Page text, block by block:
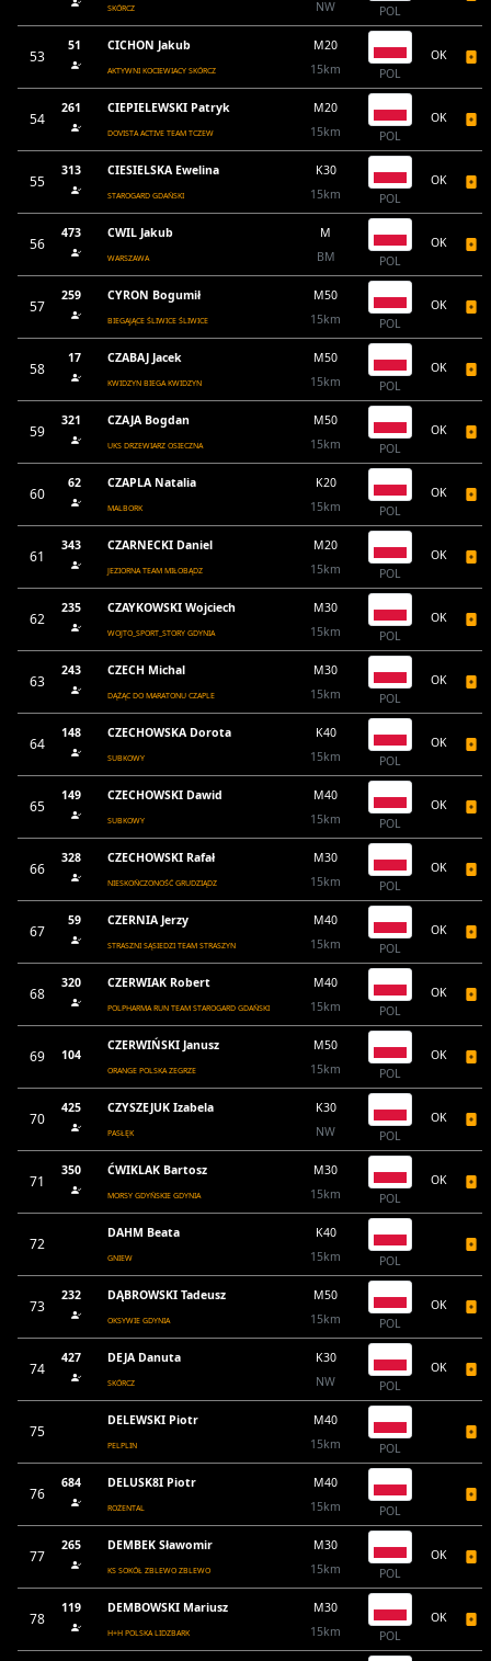
SKÓRCZ NW POL
53
51 CICHON Jakub
AKTYWNI KOCIEWIACY SKÓRCZ
M20
15km
POL
OK
54
261 CIEPIELEWSKI Patryk
DOVISTA ACTIVE TEAM TCZEW
M20
15km
POL
OK
55
313 CIESIELSKA Ewelina
STAROGARD GDAŃSKI
K30
15km
POL
OK
56
473 CWIL Jakub
WARSZAWA
M
BM
POL
OK
57
259 CYRON Bogumił
BIEGAJĄCE ŚLIWICE ŚLIWICE
M50
15km
POL
OK
58
17 CZABAJ Jacek
KWIDZYN BIEGA KWIDZYN
M50
15km
POL
OK
59
321 CZAJA Bogdan
UKS DRZEWIARZ OSIECZNA
M50
15km
POL
OK
60
62 CZAPLA Natalia
MALBORK
K20
15km
POL
OK
61
343 CZARNECKI Daniel
JEZIORNA TEAM MIŁOBĄDZ
M20
15km
POL
OK
62
235 CZAYKOWSKI Wojciech
WOJTO_SPORT_STORY GDYNIA
M30
15km
POL
OK
63
243 CZECH Michal
DĄŻĄC DO MARATONU CZAPLE
M30
15km
POL
OK
64
148 CZECHOWSKA Dorota
SUBKOWY
K40
15km
POL
OK
65
149 CZECHOWSKI Dawid
SUBKOWY
M40
15km
POL
OK
66
328 CZECHOWSKI Rafał
NIESKOŃCZONOŚĆ GRUDZIĄDZ
M30
15km
POL
OK
67
59 CZERNIA Jerzy
STRASZNI SĄSIEDZI TEAM STRASZYN
M40
15km
POL
OK
68
320 CZERWIAK Robert
POLPHARMA RUN TEAM STAROGARD GDAŃSKI
M40
15km
POL
OK
69 104
CZERWIŃSKI Janusz
ORANGE POLSKA ZEGRZE
M50
15km
POL
OK
70
425 CZYSZEJUK Izabela
PASŁĘK
K30
NW
POL
OK
71
350 ĆWIKLAK Bartosz
MORSY GDYŃSKIE GDYNIA
M30
15km
POL
OK
72
DAHM Beata
GNIEW
K40
15km
POL
73
232 DĄBROWSKI Tadeusz
OKSYWIE GDYNIA
M50
15km
POL
OK
74
427 DEJA Danuta
SKÓRCZ
K30
NW
POL
OK
75
DELEWSKI Piotr
PELPLIN
M40
15km
POL
76
684 DELUSK8I Piotr
ROŻENTAL
M40
15km
POL
77
265 DEMBEK Sławomir
KS SOKÓŁ ZBLEWO ZBLEWO
M30
15km
POL
OK
78
119 DEMBOWSKI Mariusz
H+H POLSKA LIDZBARK
M30
15km
POL
OK